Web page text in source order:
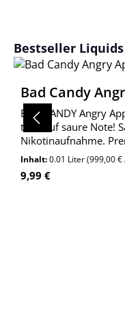
Produktgalerie
Bestseller Liquids
Bad Candy
BAD CANDY Angry
trifft auf saure Note!
Nikotinaufnahme.
Jetzt entdecken!
Inhalt:0.01 Liter(999,00 €
Regulärer Preis:
9,99 €